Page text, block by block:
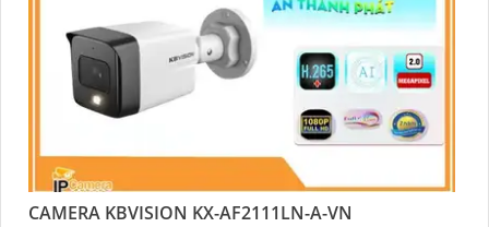
CAMERA KBVISION KX-AF2111LN-A-VN